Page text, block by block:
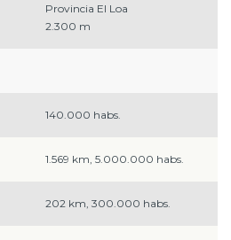
Provincia El Loa
2.300 m
140.000 habs.
1.569 km, 5.000.000 habs.
202 km, 300.000 habs.